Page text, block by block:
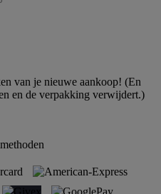
van je nieuwe aankoop! (En
en de verpakking verwijdert.)